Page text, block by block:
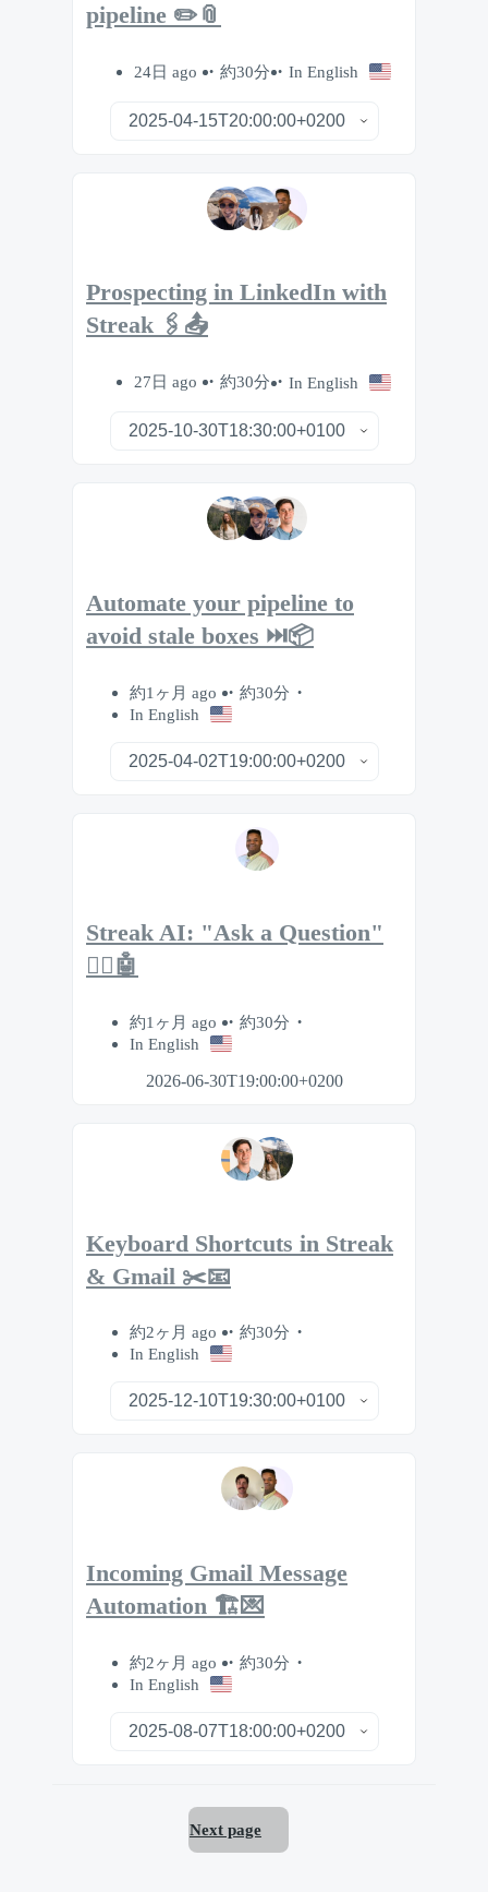
pipeline ✏️📎
24日 ago 約30分 In English
Prospecting in LinkedIn with
Streak 🖇️📤
27日 ago 約30分 In English
Automate your pipeline to
avoid stale boxes ⏭️📦
約1ヶ月 ago
約30分
In English
Streak AI: "Ask a Question"
🙋‍♂️🤖
約1ヶ月 ago
約30分
In English
2026-06-30T19:00:00+0200
Keyboard Shortcuts in Streak
& Gmail ✂️📧
約2ヶ月 ago
約30分
In English
Incoming Gmail Message
Automation 🏗️💌
約2ヶ月 ago
約30分
In English
Next page